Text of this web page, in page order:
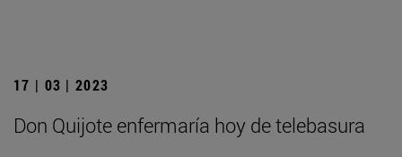
17 | 03 | 2023
Don Quijote enfermaría hoy de telebasura